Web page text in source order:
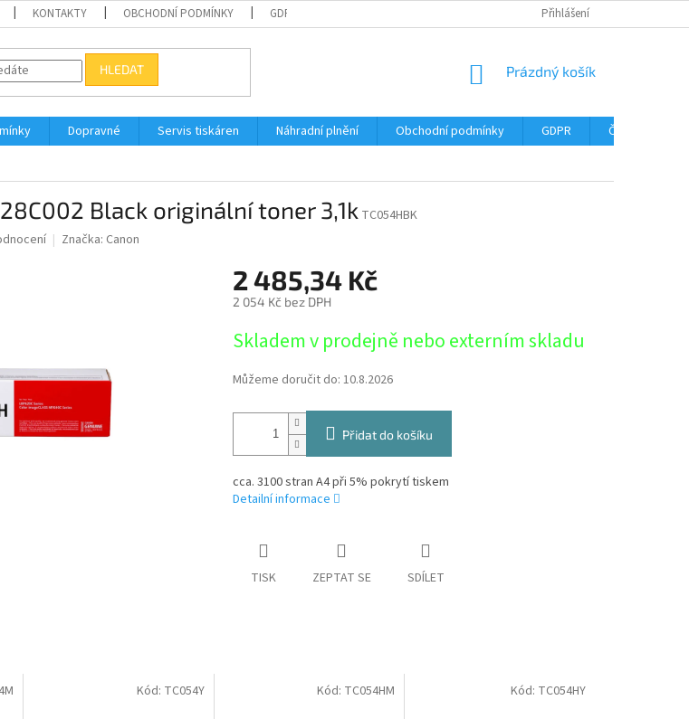
KONTAKTY OBCHODNÍ PODMÍNKY GDPR SERVIS TISKÁREN
Přihlášení
HLEDAT
NÁKUPNÍ
Prázdný košík
Dopravné Servis tiskáren Náhradní plnění Obchodní podmínky GDPR
Časté dotazy
Black originální toner 3,1k TC054HBK
Značka: Canon
2 485,34 Kč
2 054 Kč bez DPH
cena:
Skladem v prodejně nebo externím skladu
Můžeme doručit do: 10.8.2026
Přidat do košíku
cca. 3100 stran A4 při 5% pokrytí tiskem
Detailní informace
TISK ZEPTAT SE SDÍLET
Kód: TC054Y Kód: TC054HM Kód: TC054HY